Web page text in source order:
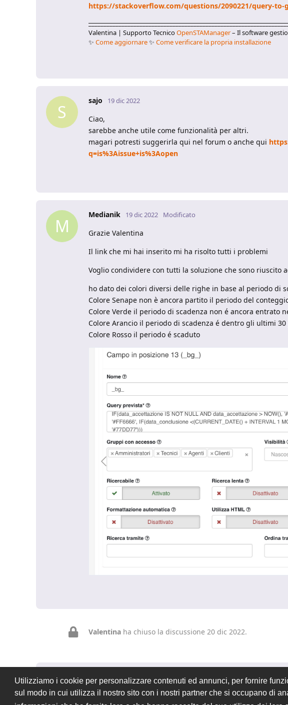
Utilizziamo i cookie per personalizzare contenuti ed annunci, per fornire
sul modo in cui utilizza il nostro sito con i nostri partner che si occupano di
https://stackoverflow.com/questions/2090221/query-
Valentina | Supporto TecnicoOpenSTAManager– Il software
✨ Come aggiornare✨ Come verificare la propria installazione
S
sajo 19 dic 2022
Ciao,
sarebbe anche utile come funzionalità per altri.
magari potresti suggerirla qui nel forum o anche qui
q=is%3Aissue+is%3Aopen
M
Medianik 19 dic 2022 Modificato
Grazie Valentina
Il link che mi hai inserito mi ha risolto tutti i problemi
Voglio condividere con tutti la soluzione che sono riuscito
ho dato dei colori diversi delle righe in base al periodo di
Colore Senape non è ancora partito il periodo del
Colore Verde il periodo di scadenza non é ancora entrato
Colore Arancio il periodo di scadenza é dentro gli ultimi
Colore Rosso il periodo é scaduto
Valentina ha chiuso la discussione 20 dic 2022.
Rispondi alla discussione...